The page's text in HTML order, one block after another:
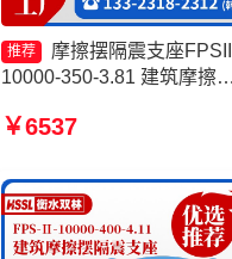
推荐
摩擦摆隔震支座
10000-350-3.81 建筑摩擦
建筑摩擦摆隔震支座 摩擦
生产厂家
￥6537